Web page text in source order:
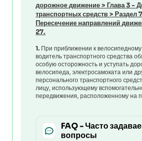
дорожное движение > Глава 3 -
транспортных средств > Раздел
Пересечение направлений
27.
1. При приближении к
водитель транспортного средства
особую осторожность и уступать
велосипеда, электросамоката или
персонального транспортного
лицу, использующему
передвижения, расположенному на
FAQ - Часто
вопросы